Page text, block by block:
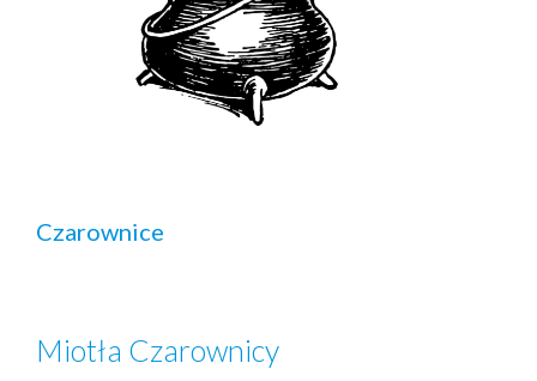
Czarownice
Miotła Czarownicy